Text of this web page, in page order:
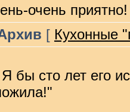
очень
[ Кухонные
бы сто лет его